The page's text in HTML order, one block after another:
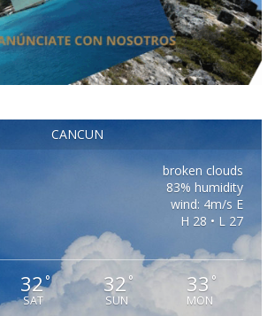
CANCUN
broken clouds
83% humidity
wind: 4m/s E
H 28 • L 27
32°
SAT
32 °
SUN
33 °
MON